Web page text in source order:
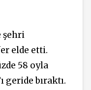
şehri
elde etti.
58 oyla
geride bıraktı.